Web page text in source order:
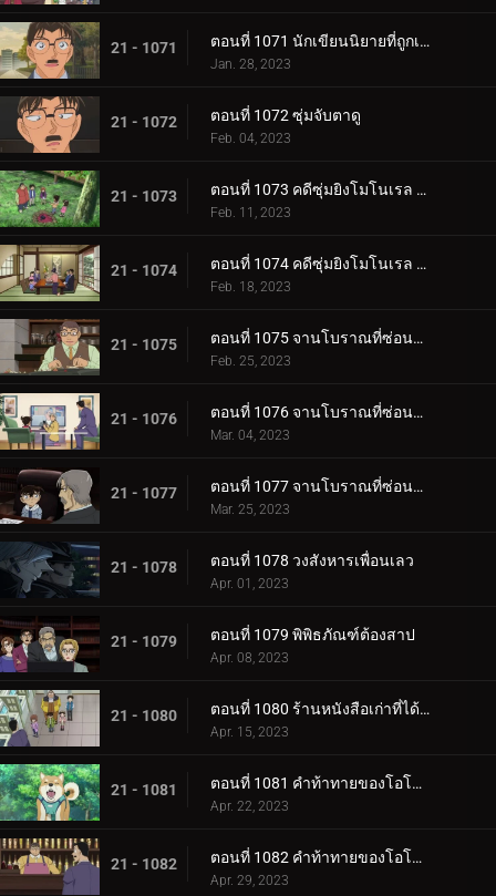
21 - 1071 ตอนที่ 1071 นักเขียนนิยายที่ถูกเรียกว่าจอมมาร
Jan. 28, 2023
21 - 1072 ตอนที่ 1072 ซุ่มจับตาดู
Feb. 04, 2023
21 - 1073 ตอนที่ 1073 คดีซุ่มยิงโมโนเรล (ตอนแรก)
Feb. 11, 2023
21 - 1074 ตอนที่ 1074 คดีซุ่มยิงโมโนเรล (ตอนจบ)
Feb. 18, 2023
21 - 1075 ตอนที่ 1075 จานโบราณที่ซ่อนไม่มิด (ตอนแรก)
Feb. 25, 2023
21 - 1076 ตอนที่ 1076 จานโบราณที่ซ่อนไม่มิด (ตอนกลาง)
Mar. 04, 2023
21 - 1077 ตอนที่ 1077 จานโบราณที่ซ่อนไม่มิด (ตอนจบ)
Mar. 25, 2023
21 - 1078 ตอนที่ 1078 วงสังหารเพื่อนเลว
Apr. 01, 2023
21 - 1079 ตอนที่ 1079 พิพิธภัณฑ์ต้องสาป
Apr. 08, 2023
21 - 1080 ตอนที่ 1080 ร้านหนังสือเก่าที่ได้ยินเสียงหวูดรถไฟ 3
Apr. 15, 2023
21 - 1081 ตอนที่ 1081 คำท้าทายของโอโอกะ โมมิจิ (ตอนแรก)
Apr. 22, 2023
21 - 1082 ตอนที่ 1082 คำท้าทายของโอโอกะ โมมิจิ (ตอนจบ)
Apr. 29, 2023